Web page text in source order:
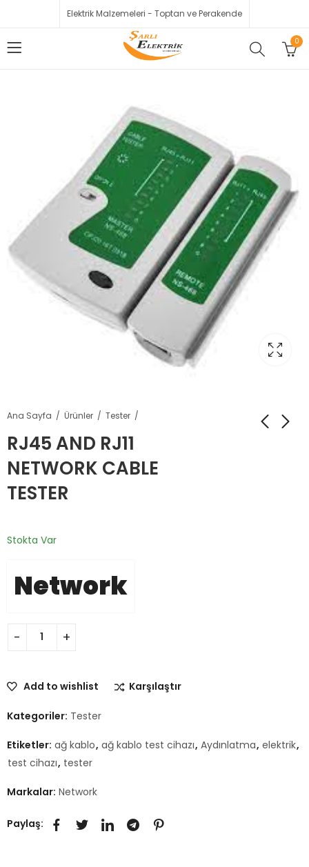
Elektrik Malzemeleri - Toptan ve Perakende
0
Ana Sayfa Ürünler Tester
RJ45 AND RJ11
NETWORK CABLE
TESTER
Stokta Var
Network
Add to wishlist Karşılaştır
Kategoriler: Tester
Etiketler: ağ kablo, ağ kablo test cihazı, Aydınlatma, elektrik,
test cihazı, tester
Markalar: Network
Paylaş: